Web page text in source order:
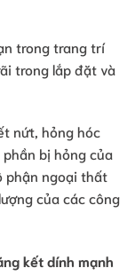
trong trang trí
trong lắp đặt và
nứt, hỏng hóc
bị hỏng của
phận ngoại thất
của các công
kết dính mạnh